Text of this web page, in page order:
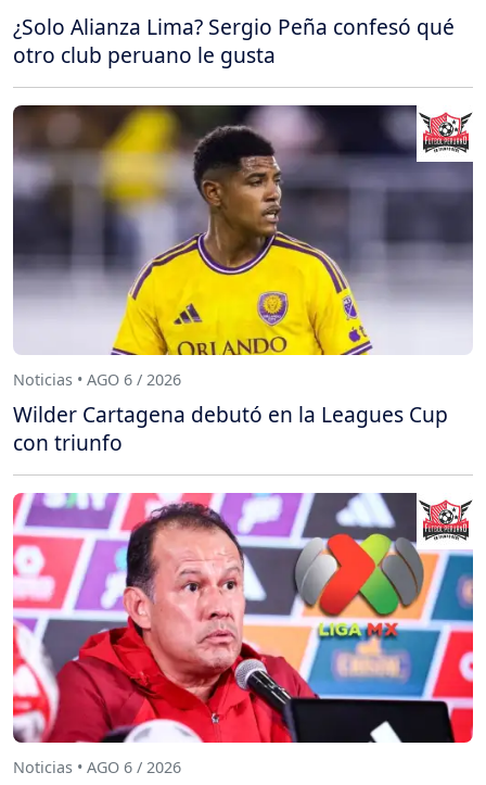
¿Solo Alianza Lima? Sergio Peña confesó qué
otro club peruano le gusta
Noticias • AGO 6 / 2026
Wilder Cartagena debutó en la Leagues Cup
con triunfo
Noticias • AGO 6 / 2026